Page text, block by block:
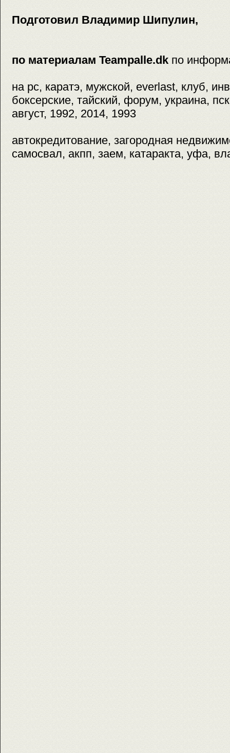
Подготовил Владимир Шипулин,
по материалам Teampalle.dk по
на pc, каратэ, мужской, everlast, клуб,
боксерские, тайский, форум, украина,
август, 1992, 2014, 1993
автокредитование, загородная
самосвал, акпп, заем, катаракта, уфа,